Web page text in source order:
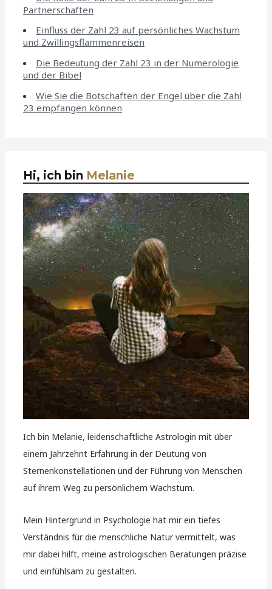
Partnerschaften
Einfluss der Zahl 23 auf persönliches Wachstum
und Zwillingsflammenreisen
Die Bedeutung der Zahl 23 in der Numerologie
und der Bibel
Wie Sie die Botschaften der Engel über die Zahl
23 empfangen können
Hi, ich bin Melanie
Ich bin Melanie, leidenschaftliche Astrologin mit über
einem Jahrzehnt Erfahrung in der Deutung von
Sternenkonstellationen und der Führung von Menschen
auf ihrem Weg zu persönlichem Wachstum.
Mein Hintergrund in Psychologie hat mir ein tiefes
Verständnis für die menschliche Natur vermittelt, was
mir dabei hilft, meine astrologischen Beratungen präzise
und einfühlsam zu gestalten.